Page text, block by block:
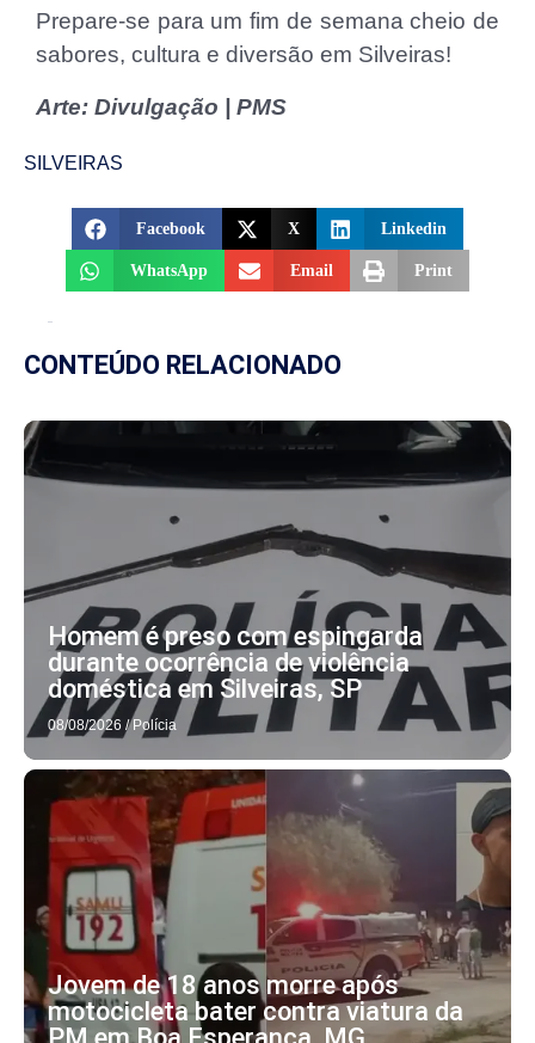
Prepare-se para um fim de semana cheio de
sabores, cultura e diversão em Silveiras!
Arte: Divulgação | PMS
SILVEIRAS
Facebook X Linkedin
WhatsApp Email Print
CONTEÚDO RELACIONADO
Homem é preso com espingarda
durante ocorrência de violência
doméstica em Silveiras, SP
08/08/2026 / Polícia
Jovem de 18 anos morre após
motocicleta bater contra viatura da